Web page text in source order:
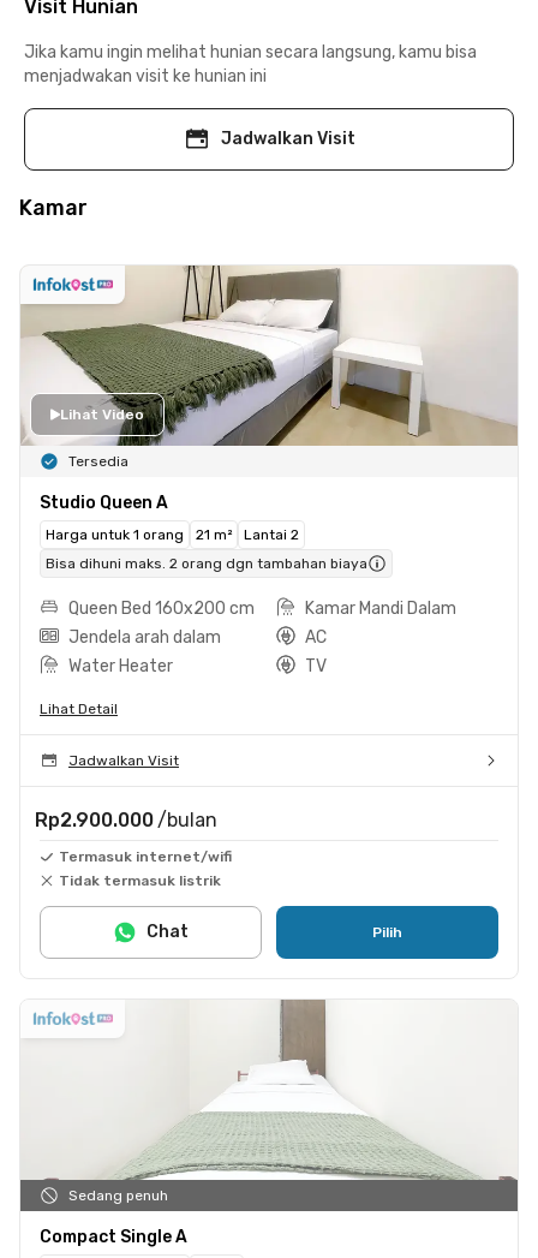
Visit Hunian
Jika kamu ingin melihat hunian secara langsung, kamu bisa
menjadwakan visit ke hunian ini
Jadwalkan Visit
Kamar
Lihat Video
Tersedia
Studio Queen A
Harga untuk 1 orang 21 m²
Lantai 2
Bisa dihuni maks. 2 orang dgn tambahan biaya
Queen Bed 160x200 cm
Kamar Mandi Dalam
Jendela arah dalam
AC
Water Heater
TV
Lihat Detail
Jadwalkan Visit
Rp2.900.000 /bulan
Termasuk internet/wifi
Tidak termasuk listrik
Pilih
Chat
Sedang penuh
Compact Single A